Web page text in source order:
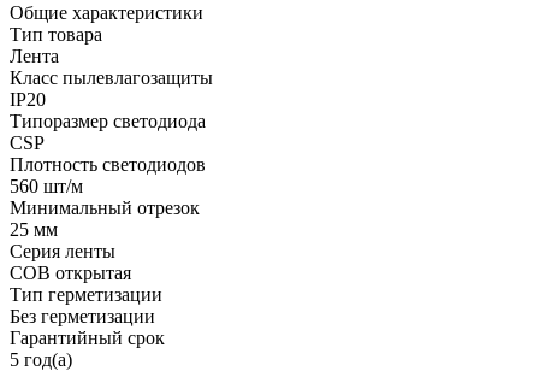
Общие характеристики
Тип товара
Лента
Класс пылевлагозащиты
IP20
Типоразмер светодиода
CSP
Плотность светодиодов
560 шт/м
Минимальный отрезок
25 мм
Серия ленты
COB открытая
Тип герметизации
Без герметизации
Гарантийный срок
5 год(а)